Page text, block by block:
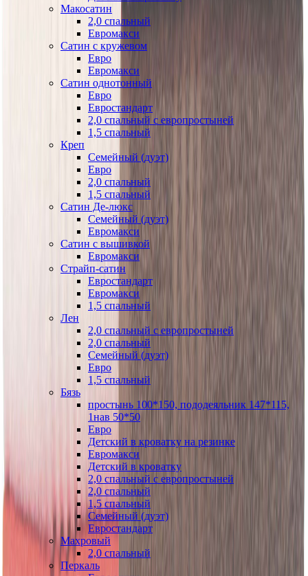
Макосатин
2,0 спальный
Евромакси
Сатин с кружевом
Евро
Евромакси
Сатин однотонный
Евро
Евростандарт
2,0 спальный с европростыней
1,5 спальный
Креп
Семейный (дуэт)
Евро
2,0 спальный
1,5 спальный
Сатин Де-люкс
Семейный (дуэт)
Евромакси
Сатин с вышивкой
Евромакси
Страйп-сатин
Евростандарт
Евромакси
1,5 спальный
Лен
2,0 спальный с европростыней
2,0 спальный
Семейный (дуэт)
Евро
1,5 спальный
Бязь
простынь 100*150, пододеяльник 147*115,
1нав 50*50
Евро
Детский в кроватку на резинке
Евромакси
Детский в кроватку
2,0 спальный с европростыней
2,0 спальный
1,5 спальный
Семейный (дуэт)
Евростандарт
Махровый
2,0 спальный
Перкаль